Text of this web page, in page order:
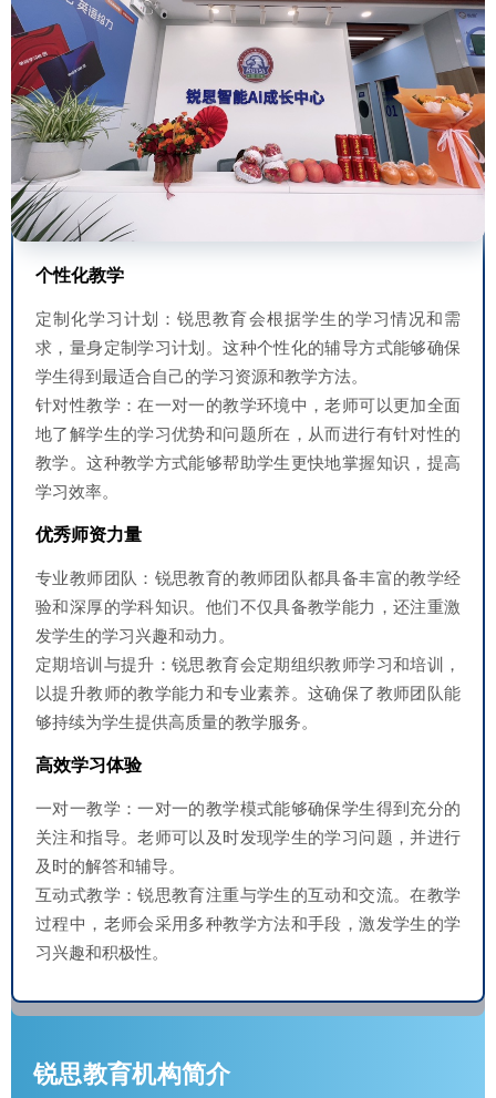
个性化教学
定制化学习计划：锐思教育会根据学生的学习情况和需
求，量身定制学习计划。这种个性化的辅导方式能够确保
学生得到最适合自己的学习资源和教学方法。
针对性教学：在一对一的教学环境中，老师可以更加全面
地了解学生的学习优势和问题所在，从而进行有针对性的
教学。这种教学方式能够帮助学生更快地掌握知识，提高
学习效率。
优秀师资力量
专业教师团队：锐思教育的教师团队都具备丰富的教学经
验和深厚的学科知识。他们不仅具备教学能力，还注重激
发学生的学习兴趣和动力。
定期培训与提升：锐思教育会定期组织教师学习和培训，
以提升教师的教学能力和专业素养。这确保了教师团队能
够持续为学生提供高质量的教学服务。
高效学习体验
一对一教学：一对一的教学模式能够确保学生得到充分的
关注和指导。老师可以及时发现学生的学习问题，并进行
及时的解答和辅导。
互动式教学：锐思教育注重与学生的互动和交流。在教学
过程中，老师会采用多种教学方法和手段，激发学生的学
习兴趣和积极性。
锐思教育机构简介